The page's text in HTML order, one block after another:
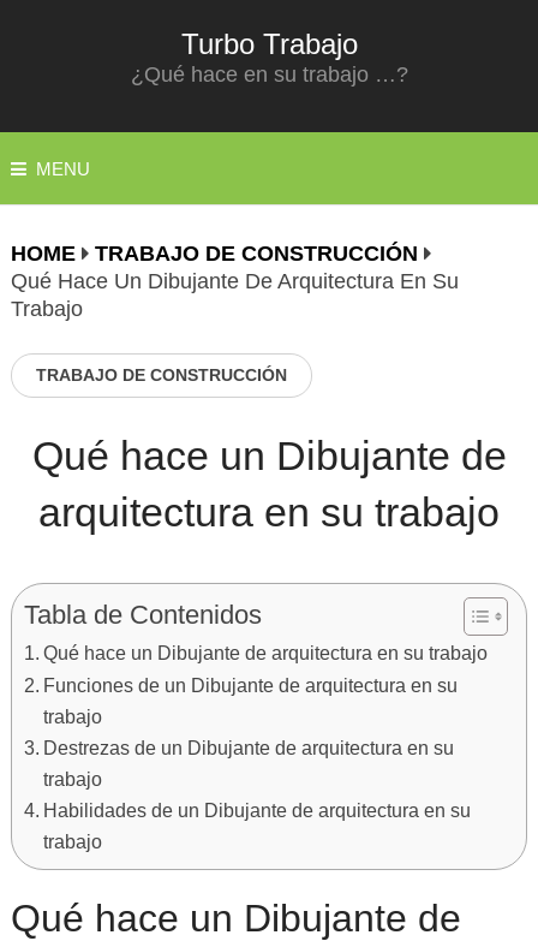
Turbo Trabajo
¿Qué hace en su trabajo …?
MENU
HOME
TRABAJO DE CONSTRUCCIÓN
Qué Hace Un Dibujante De Arquitectura En Su
Trabajo
TRABAJO DE CONSTRUCCIÓN
Qué hace un Dibujante de
arquitectura en su trabajo
Tabla de Contenidos
Qué hace un Dibujante de arquitectura en su trabajo
Funciones de un Dibujante de arquitectura en su
trabajo
Destrezas de un Dibujante de arquitectura en su
trabajo
Habilidades de un Dibujante de arquitectura en su
trabajo
Qué hace un Dibujante de